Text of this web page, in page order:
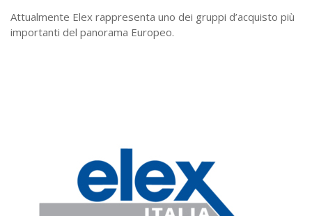
Attualmente Elex rappresenta uno dei gruppi d’acquisto più
importanti del panorama Europeo.